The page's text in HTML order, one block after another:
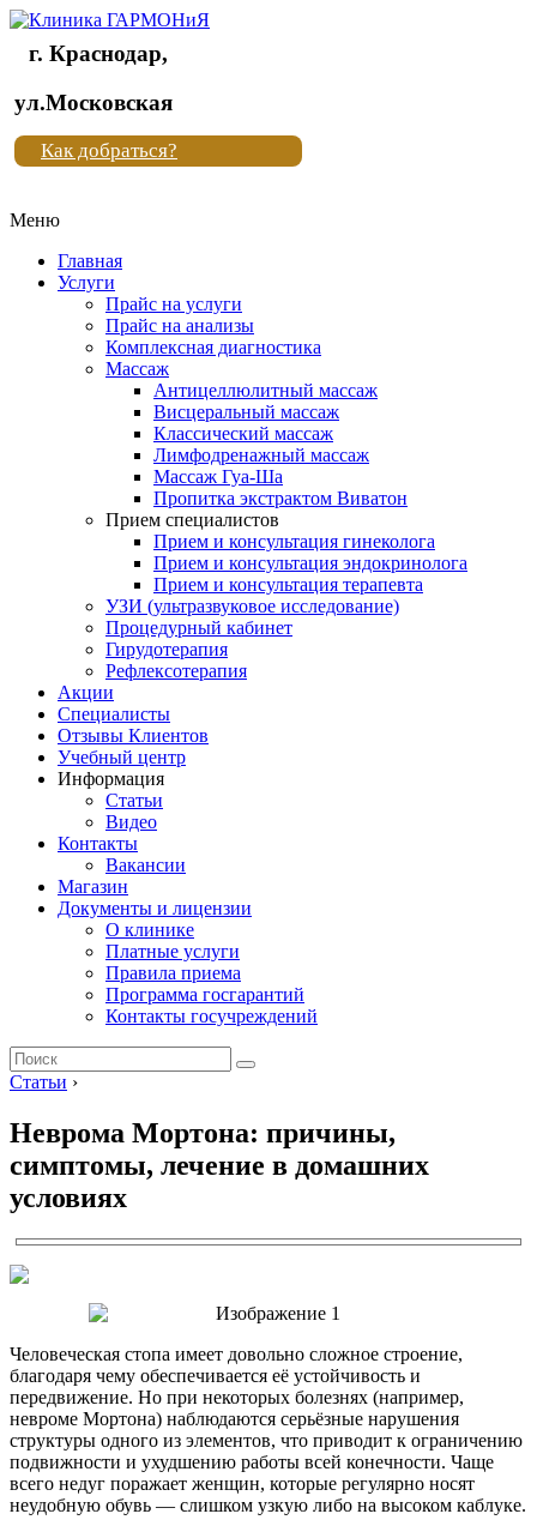
Клиника
"Новая
жизнь"
Клиника
жизнь"
г. Краснодар,
ул.Московская
Как добраться?
Меню
Главная
Услуги
Прайс на услуги
Прайс на анализы
Комплексная диагностика
Массаж
Антицеллюлитный массаж
Висцеральный массаж
Классический массаж
Лимфодренажный массаж
Массаж Гуа-Ша
Пропитка экстрактом Виватон
Прием специалистов
Прием и консультация гинеколога
Прием и консультация эндокринолога
Прием и консультация терапевта
УЗИ (ультразвуковое исследование)
Процедурный кабинет
Гирудотерапия
Рефлексотерапия
Акции
Специалисты
Отзывы Клиентов
Учебный центр
Информация
Статьи
Видео
Контакты
Вакансии
Магазин
Документы и лицензии
О клинике
Платные услуги
Правила приема
Программа госгарантий
Контакты госучреждений
Статьи ›
Неврома Мортона: причины,
симптомы, лечение в домашних
условиях
Человеческая стопа имеет довольно сложное строение,
благодаря чему обеспечивается её устойчивость и
передвижение. Но при некоторых болезнях (например,
невроме Мортона) наблюдаются серьёзные нарушения
структуры одного из элементов, что приводит к ограничению
подвижности и ухудшению работы всей конечности. Чаще
всего недуг поражает женщин, которые регулярно носят
неудобную обувь — слишком узкую либо на высоком каблуке.